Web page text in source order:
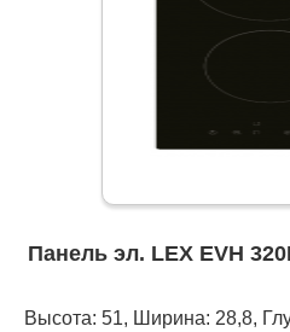
Панель эл. LEX EVH
Высота: 51, Ширина: 28,8,